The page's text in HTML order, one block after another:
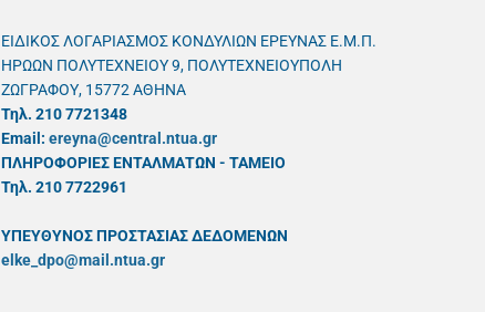
ΕΙΔΙΚΟΣ ΛΟΓΑΡΙΑΣΜΟΣ ΚΟΝΔΥΛΙΩΝ ΕΡΕΥΝΑΣ Ε.Μ.Π.
ΗΡΩΩΝ ΠΟΛΥΤΕΧΝΕΙΟΥ 9, ΠΟΛΥΤΕΧΝΕΙΟΥΠΟΛΗ
ΖΩΓΡΑΦΟΥ, 15772 ΑΘΗΝΑ
Τηλ. 210 7721348
Email: ereyna@central.ntua.gr
ΠΛΗΡΟΦΟΡΙΕΣ ΕΝΤΑΛΜΑΤΩΝ - ΤΑΜΕΙΟ
Τηλ. 210 7722961
ΥΠΕΥΘYΝΟΣ ΠΡΟΣΤΑΣΙΑΣ ΔΕΔΟΜΕΝΩΝ
elke_dpo@mail.ntua.gr